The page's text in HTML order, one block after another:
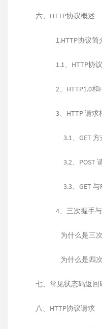
六、HTTP协议概述
1.HTTP协议简
1.1、HTTP协
2、HTTP1.0和
3、HTTP 请求
3.1、GET
3.2、POST
3.3、GET 与
4、三次握手
为什么是三
为什么是四
七、常见状态码返回
八、HTTP协议请求